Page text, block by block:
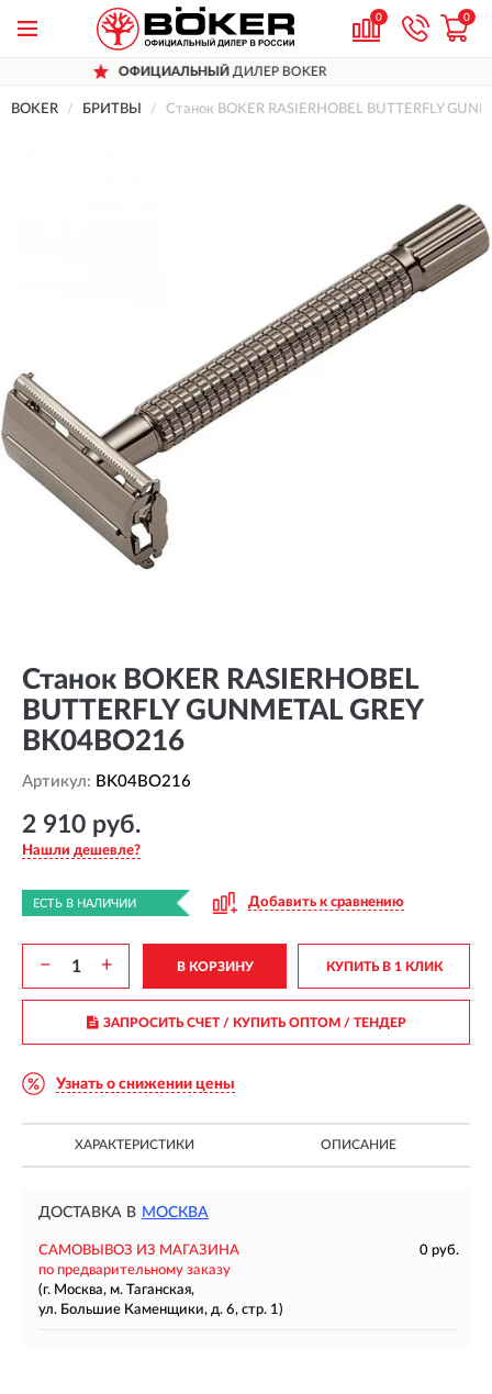
0 0
ОФИЦИАЛЬНЫЙ ДИЛЕР BOKER
BOKER БРИТВЫ Станок BOKER RASIERHOBEL BUTTERFLY
Станок BOKER RASIERHOBEL
BUTTERFLY GUNMETAL GREY
BK04BO216
Артикул: BK04BO216
2 910 руб.
Нашли дешевле?
ЕСТЬ В НАЛИЧИИ Добавить к сравнению
− + В КОРЗИНУ КУПИТЬ В 1 КЛИК
ЗАПРОСИТЬ СЧЕТ / КУПИТЬ ОПТОМ/ ТЕНДЕР
Узнать о снижении цены
ХАРАКТЕРИСТИКИ ОПИСАНИЕ
ДОСТАВКА В МОСКВА
САМОВЫВОЗ ИЗ МАГАЗИНА
0 руб.
по предварительному заказу
(г. Москва, м. Таганская,
ул. Большие Каменщики, д. 6, стр. 1)